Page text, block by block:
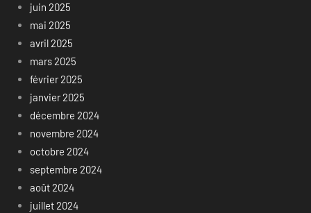
juin 2025
mai 2025
avril 2025
mars 2025
février 2025
janvier 2025
décembre 2024
novembre 2024
octobre 2024
septembre 2024
août 2024
juillet 2024